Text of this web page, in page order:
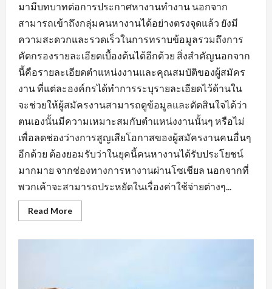
มามีบทบาทต่อการประกาศหางานทำงาน นอกจาก
สามารถเข้าถึงกลุ่มคนหางานได้อย่างตรงจุดแล้ว ยังมี
ความสะดวกและรวดเร็วในการทราบข้อมูลรวมถึงการ
คัดกรองรายละเอียดเบื้องต้นได้อีกด้วย สิ่งสำคัญนอกจาก
นี้คือรายละเอียดตำแหน่งงานและคุณสมบัติของผู้สมัคร
งาน ที่แต่ละองค์กรได้ทำการระบุรายละเอียดไว้ด้านใน
จะช่วยให้ผู้สมัครงานสามารถดูข้อมูลและตัดสินใจได้ว่า
ตนเองนั้นมีความเหมาะสมกับตำแหน่งงานนั้นๆ หรือไม่
เพื่อลดช่องว่างการสูญเสียโอกาสของผู้สมัครงานคนอื่นๆ
อีกด้วย ต้องยอมรับว่าในยุคนี้คนหางานได้รับประโยชน์
มากมาย จากช่องทางการหางานผ่านโซเชียล นอกจากที่
พวกเค้าจะสามารถประหยัดในเรื่องค่าใช้จ่ายต่างๆ...
Read MoreRead
more